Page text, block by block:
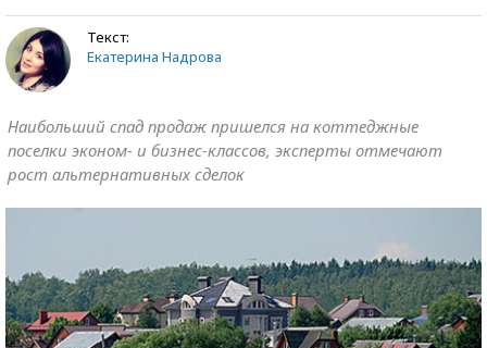
Текст:
Екатерина Надрова
Наибольший спад продаж пришелся на коттеджные
поселки эконом- и бизнес-классов, эксперты отмечают
рост альтернативных сделок